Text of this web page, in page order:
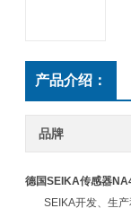
产品介绍：
品牌
德国SEIKA传感器
SEIKA开发、生产